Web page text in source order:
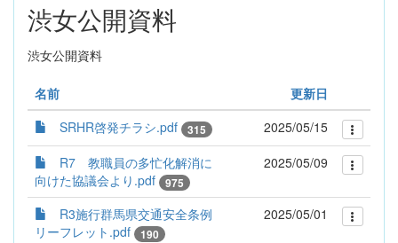
渋女公開資料
渋女公開資料
名前
更新日
SRHR啓発チラシ.pdf
315
2025/05/15
R7 教職員の多忙化解消に
向けた協議会より.pdf
975
2025/05/09
R3施行群馬県交通安全条例
リーフレット.pdf
190
2025/05/01